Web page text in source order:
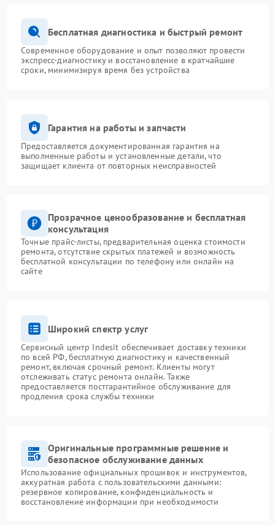
Бесплатная диагностика и быстрый ремонт
Современное оборудование и опыт позволяют провести
экспресс-диагностику и восстановление в кратчайшие
сроки, минимизируя время без устройства
Гарантия на работы и запчасти
Предоставляется документированная гарантия на
выполненные работы и установленные детали, что
защищает клиента от повторных неисправностей
Прозрачное ценообразование и бесплатная
консультация
Точные прайс-листы, предварительная оценка стоимости
ремонта, отсутствие скрытых платежей и возможность
бесплатной консультации по телефону или онлайн на
сайте
Широкий спектр услуг
Сервисный центр Indesit обеспечивает доставку техники
по всей РФ, бесплатную диагностику и качественный
ремонт, включая срочный ремонт. Клиенты могут
отслеживать статус ремонта онлайн. Также
предоставляется постгарантийное обслуживание для
продления срока службы техники
Оригинальные программные решение и
безопасное обслуживание данных
Использование официальных прошивок и инструментов,
аккуратная работа с пользовательскими данными:
резервное копирование, конфиденциальность и
восстановление информации при необходимости